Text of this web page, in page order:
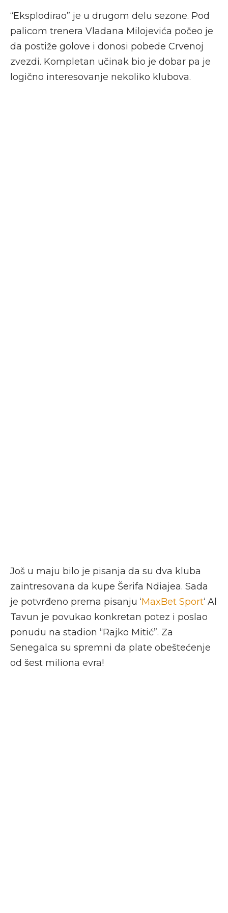
“Eksplodirao” je u drugom delu sezone. Pod
palicom trenera Vladana Milojevića počeo je
da postiže golove i donosi pobede Crvenoj
zvezdi. Kompletan učinak bio je dobar pa je
logično interesovanje nekoliko klubova.
Još u maju bilo je pisanja da su dva kluba
zaintresovana da kupe Šerifa Ndiajea. Sada
je potvrđeno prema pisanju ‘MaxBet Sport‘ Al
Tavun je povukao konkretan potez i poslao
ponudu na stadion “Rajko Mitić”. Za
Senegalca su spremni da plate obeštećenje
od šest miliona evra!